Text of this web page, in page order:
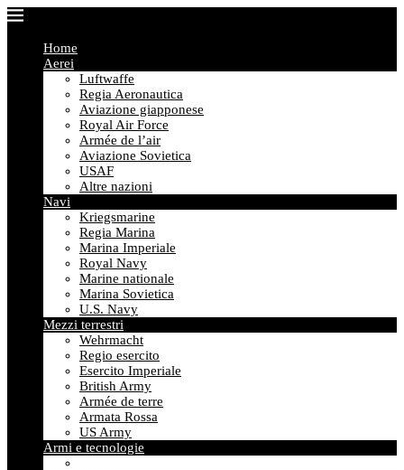
Home
Aerei
Luftwaffe
Regia Aeronautica
Aviazione giapponese
Royal Air Force
Armée de l’air
Aviazione Sovietica
USAF
Altre nazioni
Navi
Kriegsmarine
Regia Marina
Marina Imperiale
Royal Navy
Marine nationale
Marina Sovietica
U.S. Navy
Mezzi terrestri
Wehrmacht
Regio esercito
Esercito Imperiale
British Army
Armée de terre
Armata Rossa
US Army
Armi e tecnologie